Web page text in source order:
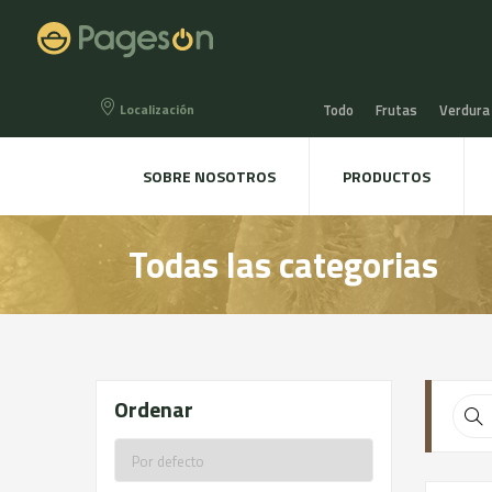
Localización Todo Frutas Verdura
Miel, Mermeladas y
Agua, Refrescos y Zumos
Directo a la mesa
SOBRE NOSOTROS PRODUCTOS
Todas las categorias
Ordenar